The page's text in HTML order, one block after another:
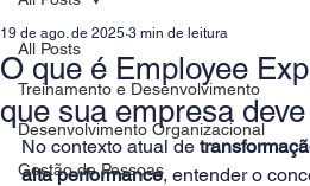
All Posts
Treinamento e Desenvolvimento
Desenvolvimento Organizacional
Gestão de Pessoas
O que é Employee
que sua empresa
19 de ago. de 2025 3 min de leitura
No contexto atual de
alta performance, entender o